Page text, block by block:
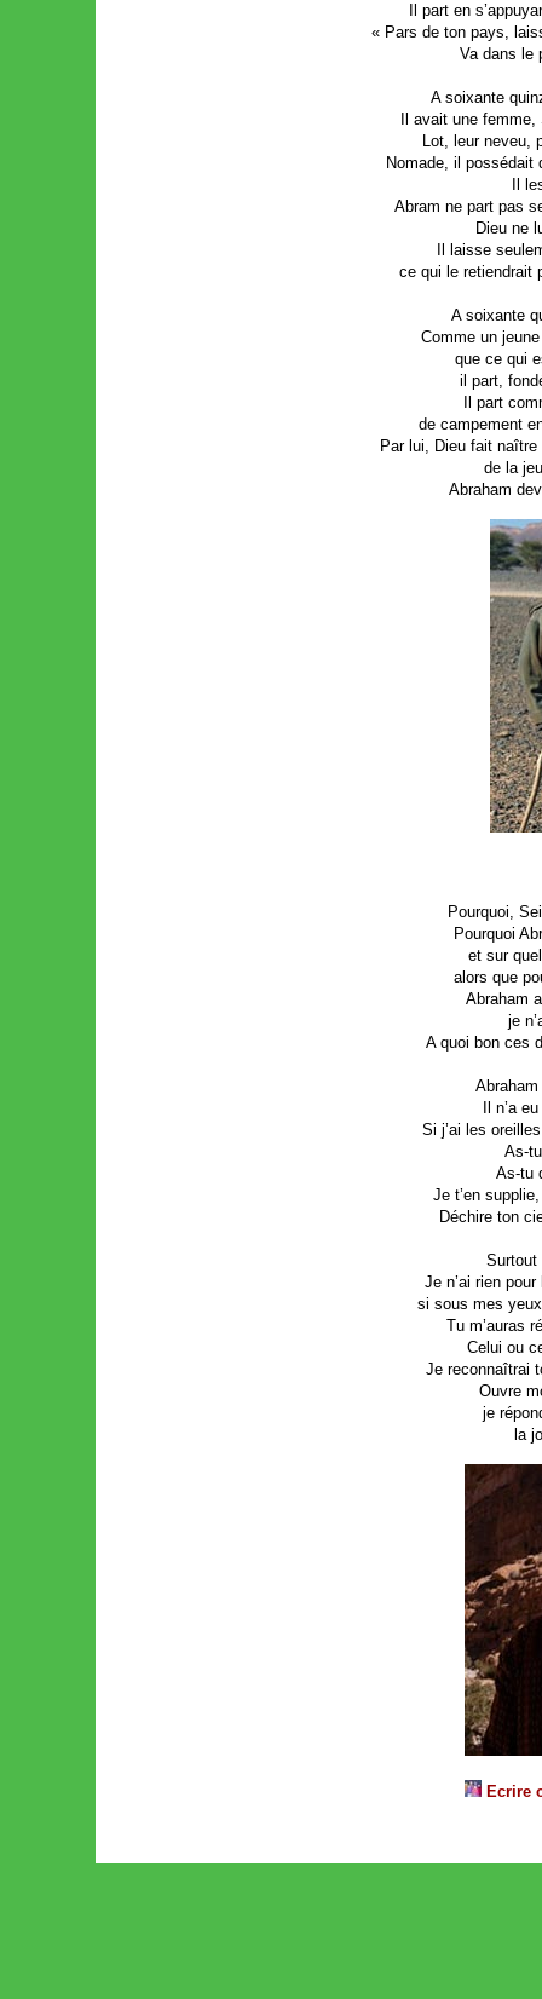
Il part en
« Pars de ton pays,
Va dans le
A soixante
Il avait une
Lot, leur neveu,
Nomade, il possédait
Il
Abram ne part pas
Dieu ne
Il laisse
ce qui le retiendrait
A soixante
Comme un
que ce qui
il part,
Il part
de campement
Par lui, Dieu fait
de la
Abraham
Pourquoi,
Pourquoi
et sur
alors que
Abraham
je
A quoi bon ces
Abraham
Il n’a
Si j’ai les
As-
As-tu
Je t’en
Déchire ton
Surtout
Je n’ai rien
si sous mes
Tu m’auras
Celui ou
Je reconnaîtrai
Ouvre
je
la
Ecrire